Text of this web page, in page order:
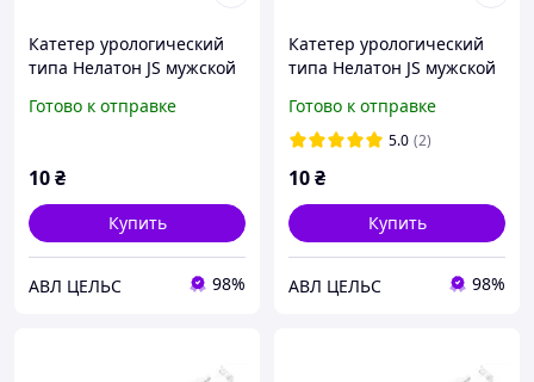
Катетер урологический
типа Нелатон JS мужской
Готово к отправке
10₴
Купить
АВЛ ЦЕЛЬС 98%
Катетер урологический
типа Нелатон JS мужской
Готово к отправке
5.0 (2)
10₴
Купить
АВЛ ЦЕЛЬС 98%